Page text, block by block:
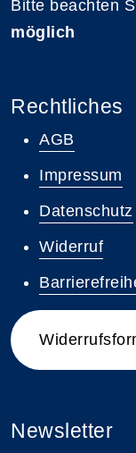
Bitte beachten
möglich
Rechtliches
AGB
Impressum
Datenschutz
Widerruf
Newsletter